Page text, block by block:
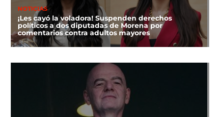
NOTICIAS
¡Les cayó la voladora! Suspenden derechos
políticos a dos diputadas de Morena por
comentarios contra adultos mayores